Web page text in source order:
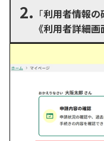
2. 「利用者情報の
《利用者詳細画